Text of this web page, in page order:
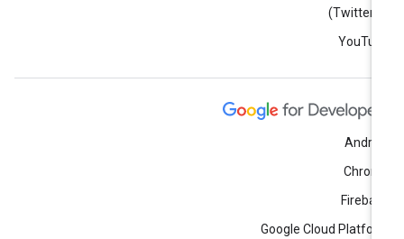
Google Cloud